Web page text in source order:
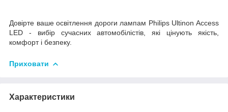
Довірте ваше освітлення дороги лампам Philips Ultinon Access
LED - вибір сучасних автомобілістів, які цінують якість,
комфорт і безпеку.
Приховати
Характеристики